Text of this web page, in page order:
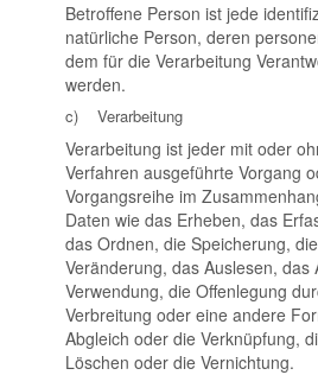
Betroffene Person ist jede
natürliche Person, deren
dem für die Verarbeitung
werden.
c) Verarbeitung
Verarbeitung ist jeder mit oder
Verfahren ausgeführte Vorgang
Vorgangsreihe im
Daten wie das Erheben, das
das Ordnen, die Speicherung,
Veränderung, das Auslesen, das
Verwendung, die Offenlegung
Verbreitung oder eine andere
Abgleich oder die Verknüpfung,
Löschen oder die Vernichtung.